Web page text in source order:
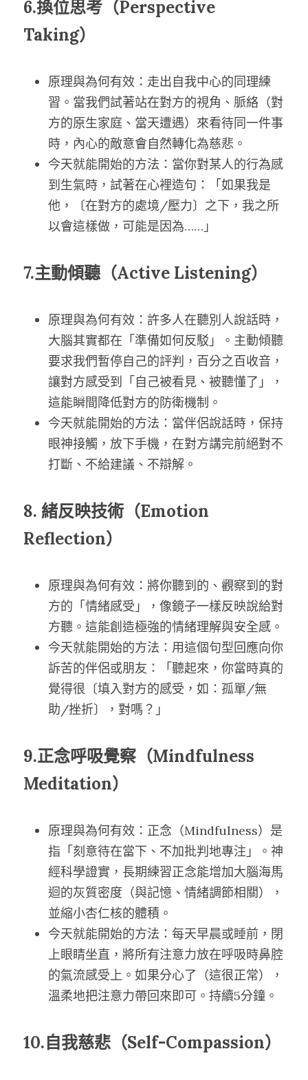
6.換位思考（Perspective
Taking）
原理與為何有效：走出自我中心的同理練
習。當我們試著站在對方的視角、脈絡（對
方的原生家庭、當天遭遇）來看待同一件事
時，內心的敵意會自然轉化為慈悲。
今天就能開始的方法：當你對某人的行為感
到生氣時，試著在心裡造句：「如果我是
他，〔在對方的處境/壓力〕之下，我之所
以會這樣做，可能是因為……」
7.主動傾聽（Active Listening）
原理與為何有效：許多人在聽別人說話時，
大腦其實都在「準備如何反駁」。主動傾聽
要求我們暫停自己的評判，百分之百收音，
讓對方感受到「自己被看見、被聽懂了」，
這能瞬間降低對方的防衛機制。
今天就能開始的方法：當伴侶說話時，保持
眼神接觸，放下手機，在對方講完前絕對不
打斷、不給建議、不辯解。
8. 緒反映技術（Emotion
Reflection）
原理與為何有效：將你聽到的、觀察到的對
方的「情緒感受」，像鏡子一樣反映說給對
方聽。這能創造極強的情緒理解與安全感。
今天就能開始的方法：用這個句型回應向你
訴苦的伴侶或朋友：「聽起來，你當時真的
覺得很〔填入對方的感受，如：孤單/無
助/挫折〕，對嗎？」
9.正念呼吸覺察（Mindfulness
Meditation）
原理與為何有效：正念（Mindfulness）是
指「刻意待在當下、不加批判地專注」。神
經科學證實，長期練習正念能增加大腦海馬
迴的灰質密度（與記憶、情緒調節相關），
並縮小杏仁核的體積。
今天就能開始的方法：每天早晨或睡前，閉
上眼睛坐直，將所有注意力放在呼吸時鼻腔
的氣流感受上。如果分心了（這很正常），
溫柔地把注意力帶回來即可。持續5分鐘。
10.自我慈悲（Self-Compassion）